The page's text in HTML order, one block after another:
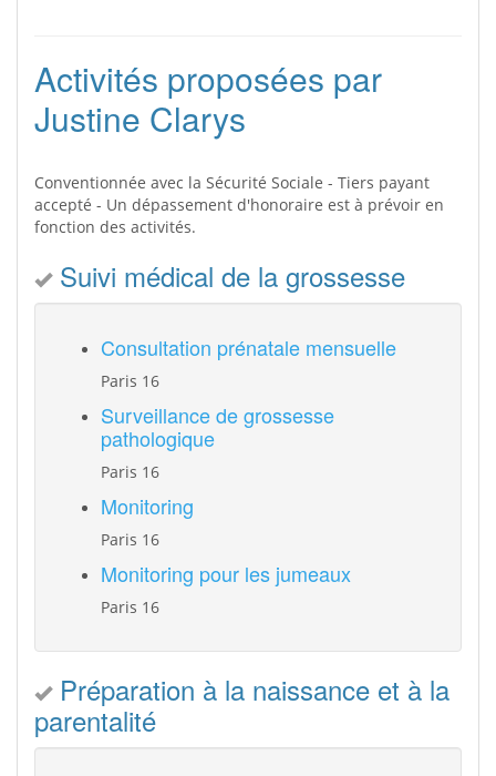
Activités proposées par
Justine Clarys
Conventionnée avec la Sécurité Sociale - Tiers payant
accepté - Un dépassement d'honoraire est à prévoir en
fonction des activités.
Suivi médical de la grossesse
Consultation prénatale mensuelle
Paris 16
Surveillance de grossesse
pathologique
Paris 16
Monitoring
Paris 16
Monitoring pour les jumeaux
Paris 16
Préparation à la naissance et à la
parentalité